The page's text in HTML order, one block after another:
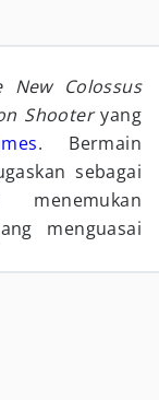
New Colossus
Shooteryang
. Bermain
sebagai
menguasai